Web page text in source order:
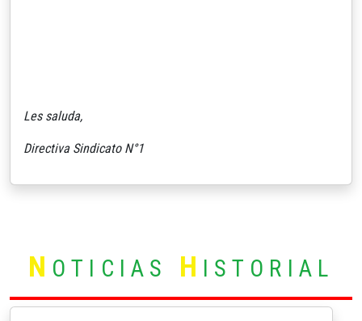
Les saluda,
Directiva Sindicato N°1
N OTICIAS H ISTORIAL